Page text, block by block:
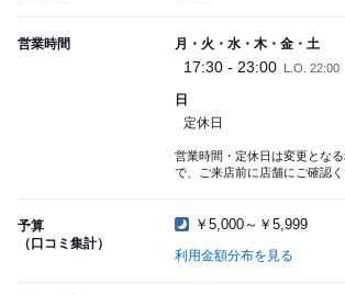
営業時間 月・火・水・木・金・土
17:30 - 23:00 L.O. 22:00
日
定休日
営業時間・定休日は変更とな
で、ご来店前に店舗にご確認く
予算
（口コミ集計）
￥5,000～￥5,999
利用金額分布を見る